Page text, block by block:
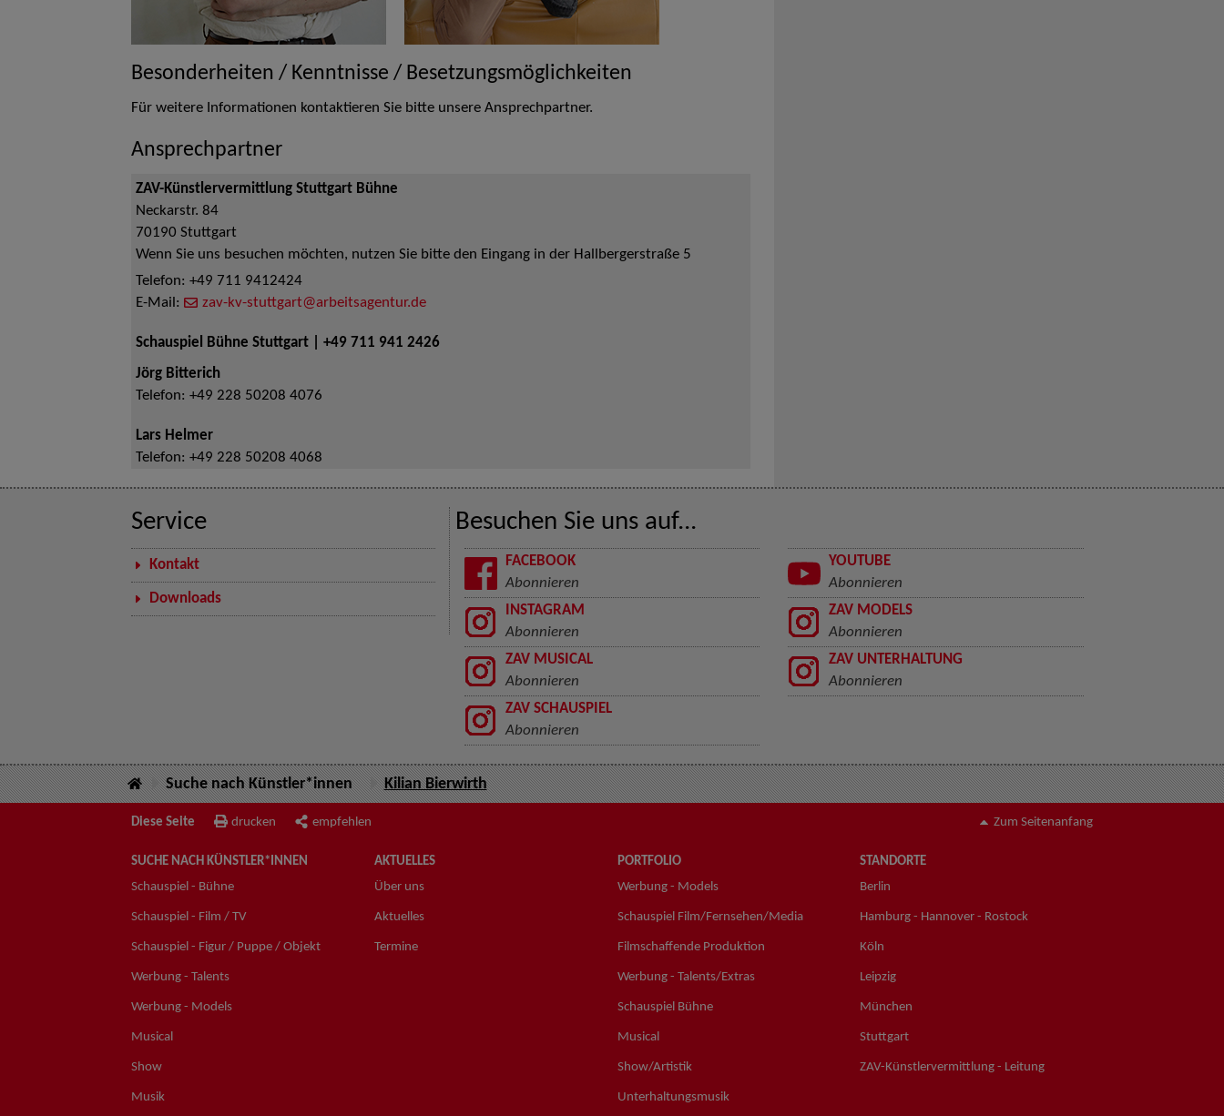
Besonderheiten / Kenntnisse / Besetzungsmöglichkeiten
Für weitere Informationen kontaktieren Sie bitte unsere Ansprechpartner.
Ansprechpartner
ZAV-Künstlervermittlung Stuttgart Bühne
Neckarstr. 84
70190 Stuttgart
Wenn Sie uns besuchen möchten, nutzen Sie bitte den Eingang in der Hallbergerstraße 5
Telefon: +49 711 9412424
E-Mail:
zav-kv-stuttgart@arbeitsagentur.de
Schauspiel Bühne Stuttgart | +49 711 941 2426
Jörg Bitterich
Telefon: +49 228 50208 4076
Lars Helmer
Telefon: +49 228 50208 4068
Service
Kontakt
Downloads
Besuchen Sie uns auf...
FACEBOOK
Abonnieren
YOUTUBE
Abonnieren
INSTAGRAM
Abonnieren
ZAV MODELS
Abonnieren
ZAV MUSICAL
Abonnieren
ZAV UNTERHALTUNG
Abonnieren
ZAV SCHAUSPIEL
Abonnieren
Suche nach Künstler*innen Kilian Bierwirth
Diese Seite drucken empfehlen Zum Seitenanfang
SUCHE NACH KÜNSTLER*INNEN
Schauspiel - Bühne
Schauspiel - Film / TV
Schauspiel - Figur / Puppe / Objekt
Werbung - Talents
Werbung - Models
Musical
Show
Musik
AKTUELLES
Über uns
Aktuelles
Termine
PORTFOLIO
Werbung - Models
Schauspiel Film/Fernsehen/Media
Filmschaffende Produktion
Werbung - Talents/Extras
Schauspiel Bühne
Musical
Show/Artistik
Unterhaltungsmusik
STANDORTE
Berlin
Hamburg - Hannover - Rostock
Köln
Leipzig
München
Stuttgart
ZAV-Künstlervermittlung - Leitung